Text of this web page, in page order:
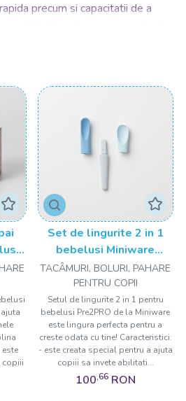
precum si capacitatii de a
fiind
de zi cu zi fiind sigur pentru
cu majoritatea materialelor
of Agriculture) dar si
sau PVC - produsele contin
copiii
Set de lingurite 2 in 1
bebelusi Miniware
Pre2PRO, 100% din
materiale naturale
biodegradabile, Blue
Banana
TACÂMURI, BOLURI, PAHARE
PENTRU COPII
Setul de lingurite 2 in 1 pentru
bebelusi Pre2PRO de la Miniware
este lingura perfecta pentru a
creste odata cu tine! Caracteristici:
- este creata special pentru a ajuta
copiii sa invete abilitati...
100,66 RON